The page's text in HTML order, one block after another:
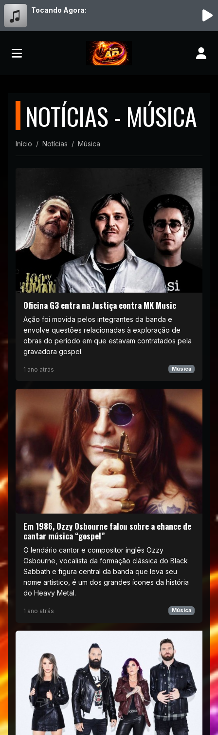
Tocando Agora:
NOTÍCIAS - MÚSICA
Início Notícias Música
Oficina G3 entra na Justiça contra MK Music
Ação foi movida pelos integrantes da banda e
envolve questões relacionadas à exploração de
obras do período em que estavam contratados pela
gravadora gospel.
1 ano atrás Música
Em 1986, Ozzy Osbourne falou sobre a chance de
cantar música “gospel”
O lendário cantor e compositor inglês Ozzy
Osbourne, vocalista da formação clássica do Black
Sabbath e figura central da banda que leva seu
nome artístico, é um dos grandes ícones da história
do Heavy Metal.
1 ano atrás Música